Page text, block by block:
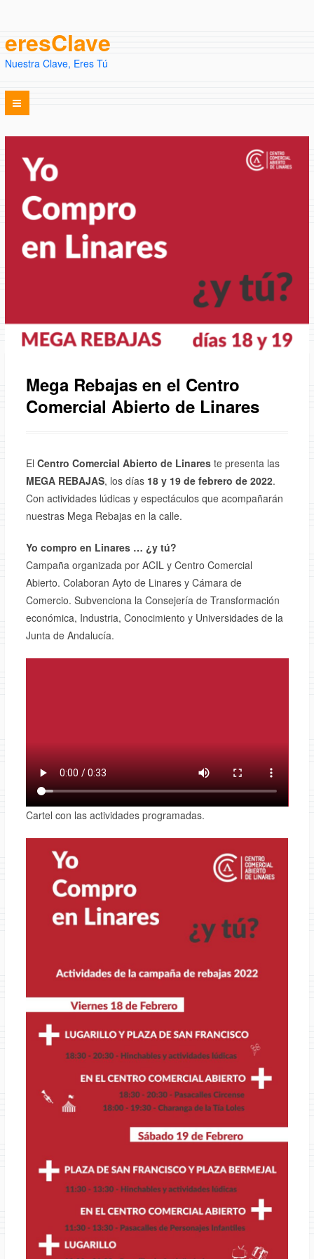
eresClave
Nuestra Clave, Eres Tú
Mega Rebajas en el Centro
Comercial Abierto de Linares
El Centro Comercial Abierto de Linareste presenta las
MEGA REBAJAS, los días 18 y 19 de febrero de 2022.
Con actividades lúdicas y espectáculos que acompañarán
nuestras Mega Rebajas en la calle.
Yo compro en Linares … ¿y tú?
Campaña organizada por ACIL y Centro Comercial
Abierto. Colaboran Ayto de Linares y Cámara de
Comercio. Subvenciona la Consejería de Transformación
económica, Industria, Conocimiento y Universidades de la
Junta de Andalucía.
Cartel con las actividades programadas.